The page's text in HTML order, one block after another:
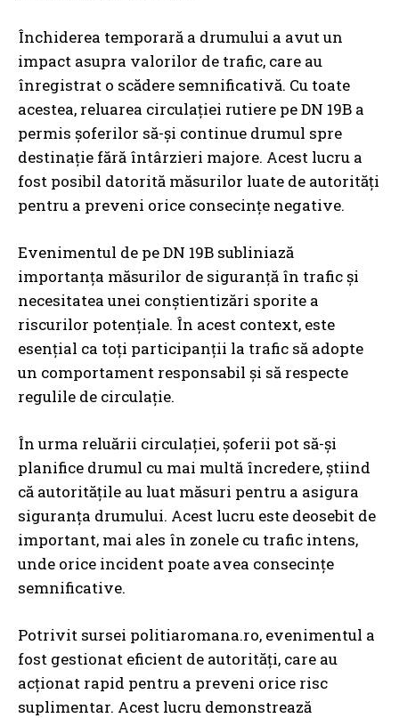
Închiderea temporară a drumului a avut un
impact asupra valorilor de trafic, care au
înregistrat o scădere semnificativă. Cu toate
acestea, reluarea circulației rutiere pe DN 19B a
permis șoferilor să-și continue drumul spre
destinație fără întârzieri majore. Acest lucru a
fost posibil datorită măsurilor luate de autorități
pentru a preveni orice consecințe negative.
Evenimentul de pe DN 19B subliniază
importanța măsurilor de siguranță în trafic și
necesitatea unei conștientizări sporite a
riscurilor potențiale. În acest context, este
esențial ca toți participanții la trafic să adopte
un comportament responsabil și să respecte
regulile de circulație.
În urma reluării circulației, șoferii pot să-și
planifice drumul cu mai multă încredere, știind
că autoritățile au luat măsuri pentru a asigura
siguranța drumului. Acest lucru este deosebit de
important, mai ales în zonele cu trafic intens,
unde orice incident poate avea consecințe
semnificative.
Potrivit sursei politiaromana.ro, evenimentul a
fost gestionat eficient de autorități, care au
acționat rapid pentru a preveni orice risc
suplimentar. Acest lucru demonstrează